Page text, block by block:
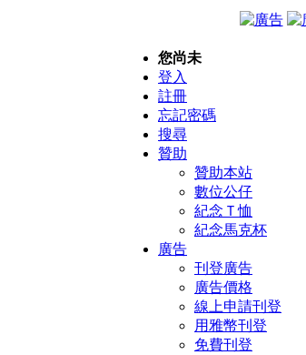
您尚未
登入
註冊
忘記密碼
搜尋
贊助
贊助本站
數位公仔
紀念Ｔ恤
紀念馬克杯
廣告
刊登廣告
廣告價格
線上申請刊登
用雅幣刊登
免費刊登